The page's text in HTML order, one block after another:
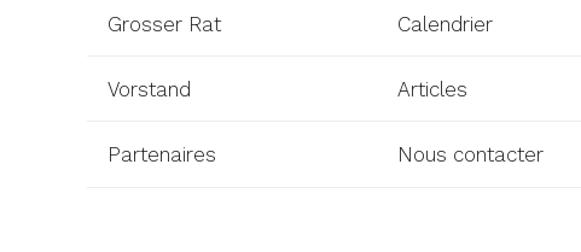
Grosser Rat
Vorstand
Partenaires
Calendrier
Articles
Nous contacter